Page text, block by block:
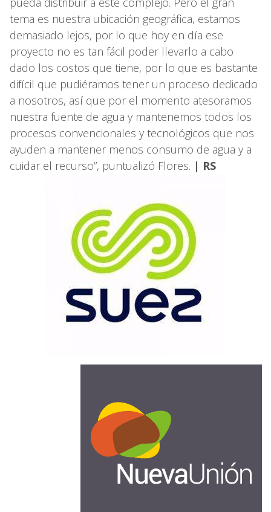
tema es nuestra ubicación geográfica, estamos
demasiado lejos, por lo que hoy en día ese
proyecto no es tan fácil poder llevarlo a cabo
dado los costos que tiene, por lo que es bastante
difícil que pudiéramos tener un proceso dedicado
a nosotros, así que por el momento atesoramos
nuestra fuente de agua y mantenemos todos los
procesos convencionales y tecnológicos que nos
ayuden a mantener menos consumo de agua y a
cuidar el recurso”, puntualizó Flores. | RS